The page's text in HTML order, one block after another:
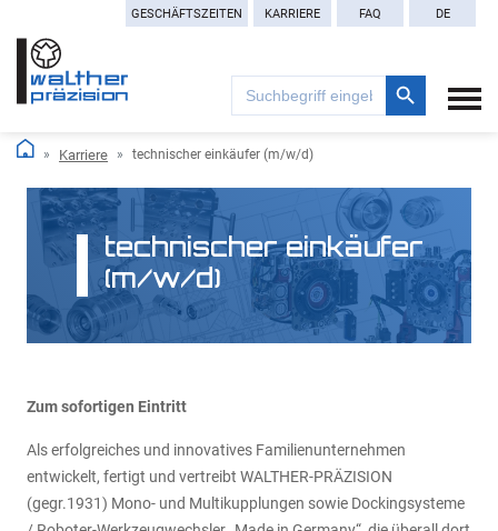
GESCHÄFTSZEITEN KARRIERE FAQ DE
Search
for:
Search Button
Karriere technischer einkäufer (m/w/d)
technischer einkäufer
(m/w/d)
Zum sofortigen Eintritt
Als erfolgreiches und innovatives Familienunternehmen
entwickelt, fertigt und vertreibt WALTHER-PRÄZISION
(gegr.1931) Mono- und Multikupplungen sowie Dockingsysteme